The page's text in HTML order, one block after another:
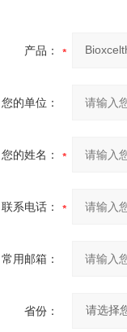
产品：
您的单位：
您的姓名：
联系电话：
常用邮箱：
省份：